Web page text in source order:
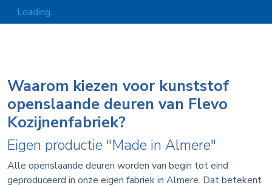
Loading…
Waarom kiezen voor kunststof
openslaande deuren van Flevo
Kozijnenfabriek?
Eigen productie "Made in Almere"
Alle openslaande deuren worden van begin tot eind
geproduceerd in onze eigen fabriek in Almere. Dat betekent